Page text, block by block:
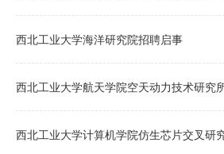
西北工业大学海洋研究院招聘启事
西北工业大学航天学院空天动力技术研究
西北工业大学计算机学院仿生芯片交叉研